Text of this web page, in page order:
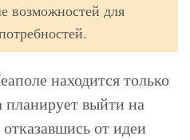
возможностей для
находится только
планирует выйти на
от идеи